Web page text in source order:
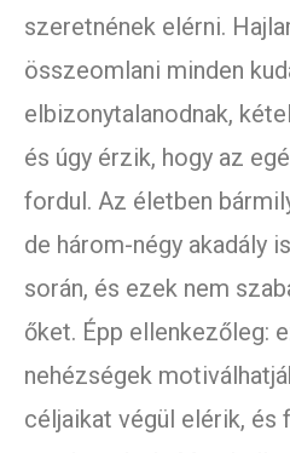
szeretnének elérni.
összeomlani minden
elbizonytalanodnak,
és úgy érzik, hogy az
fordul. Az életben
de három-négy akadály
során, és ezek nem
őket. Épp ellenkezőleg:
nehézségek
céljaikat végül elérik,